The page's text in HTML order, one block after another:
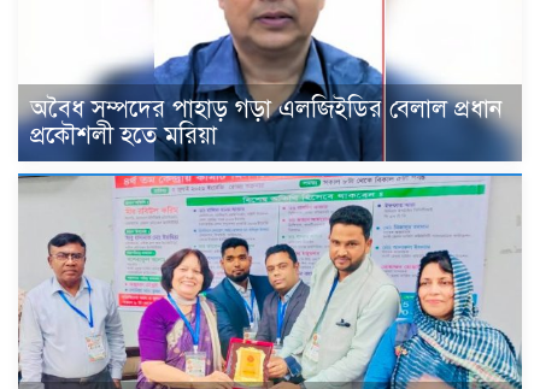
‎অবৈধ সম্পদের পাহাড় গড়া এলজিইডির বেলাল প্রধান
প্রকৌশলী হতে মরিয়া